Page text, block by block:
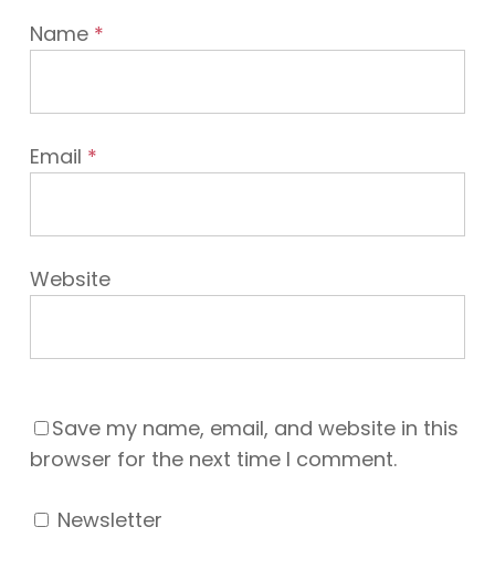
Name *
Email *
Website
Save my name, email, and website in this
browser for the next time I comment.
Newsletter